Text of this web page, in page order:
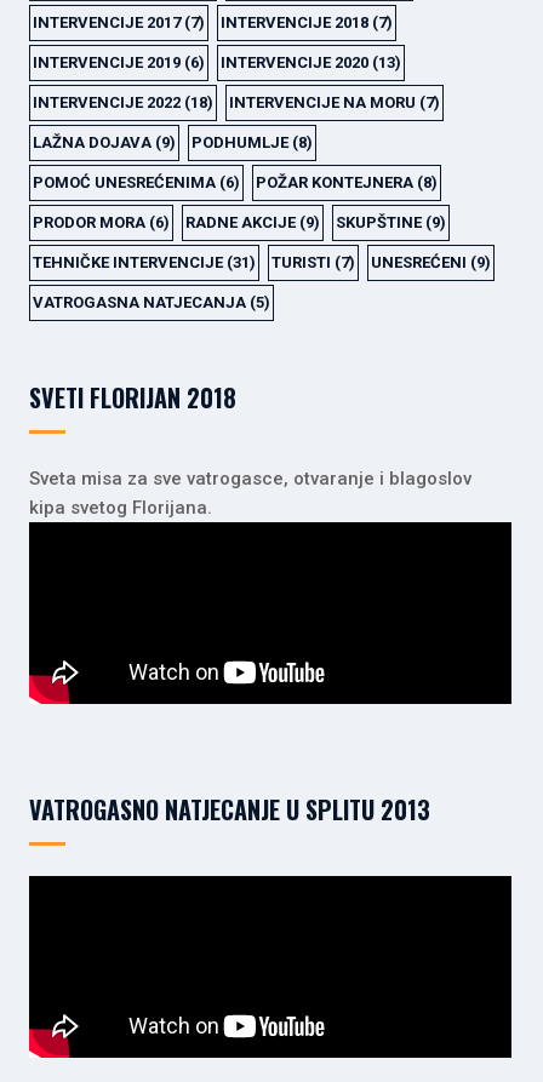
INTERVENCIJE 2017(7) INTERVENCIJE 2018 (7)
INTERVENCIJE 2019 (6) INTERVENCIJE 2020 (13)
INTERVENCIJE 2022 (18) INTERVENCIJE NA MORU (7)
LAŽNA DOJAVA (9) PODHUMLJE(8)
POMOĆ UNESREĆENIMA (6) POŽAR KONTEJNERA (8)
PRODOR MORA (6) RADNE AKCIJE(9) SKUPŠTINE(9)
TEHNIČKE INTERVENCIJE(31) TURISTI (7) UNESREĆENI (9)
VATROGASNA NATJECANJA (5)
SVETI FLORIJAN 2018
Sveta misa za sve vatrogasce, otvaranje i blagoslov
kipa svetog Florijana.
VATROGASNO NATJECANJE U SPLITU 2013